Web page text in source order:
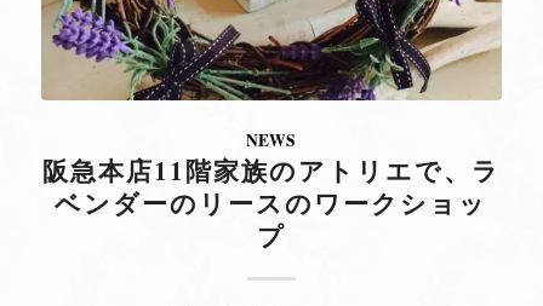
NEWS
阪急本店11階家族のアトリエで、ラ
ベンダーのリースのワークショッ
プ